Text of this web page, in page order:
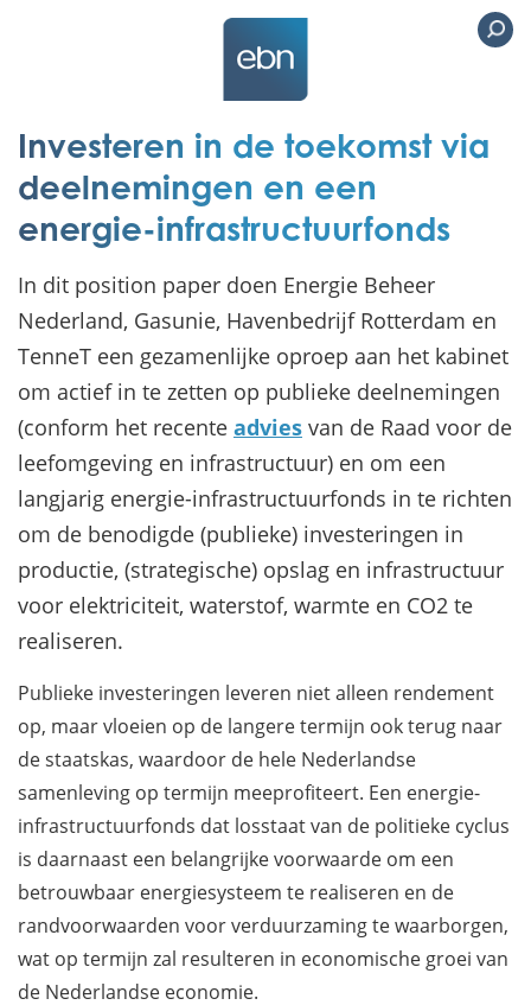
Investeren in de toekomst via
deelnemingen en een
energie-infrastructuurfonds
In dit position paper doen Energie Beheer
Nederland, Gasunie, Havenbedrijf Rotterdam en
TenneT een gezamenlijke oproep aan het kabinet
om actief in te zetten op publieke deelnemingen
(conform het recente advies van de Raad voor de
leefomgeving en infrastructuur) en om een
langjarig energie-infrastructuurfonds in te richten
om de benodigde (publieke) investeringen in
productie, (strategische) opslag en infrastructuur
voor elektriciteit, waterstof, warmte en CO2 te
realiseren.
Publieke investeringen leveren niet alleen rendement
op, maar vloeien op de langere termijn ook terug naar
de staatskas, waardoor de hele Nederlandse
samenleving op termijn meeprofiteert. Een energie-
infrastructuurfonds dat losstaat van de politieke cyclus
is daarnaast een belangrijke voorwaarde om een
betrouwbaar energiesysteem te realiseren en de
randvoorwaarden voor verduurzaming te waarborgen,
wat op termijn zal resulteren in economische groei van
de Nederlandse economie.